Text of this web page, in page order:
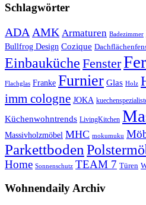
Schlagwörter
ADA AMK Armaturen Badezimmer
Bullfrog Design Cozique
Einbauküche Fenster
Flachglas Franke Furnier Glas Holz
imm cologne JOKA
Küchenwohntrends LivingKitchen
Massivholzmöbel MHC mokumuku
Parkettboden
Home Sonnenschutz TEAM 7 Türen
Wohnendaily Archiv